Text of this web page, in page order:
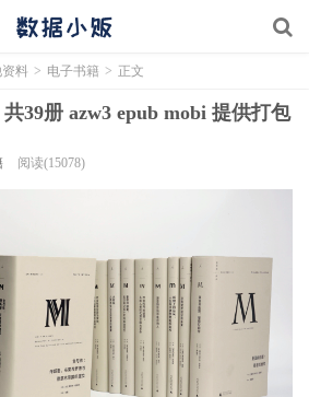
料 > 电子书籍 > 正文
39册 azw3 epub mobi 提供打包
阅读(15078)